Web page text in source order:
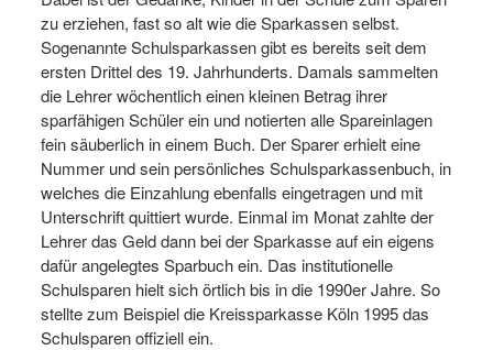
zu erziehen, fast so alt wie die Sparkassen selbst.
Sogenannte Schulsparkassen gibt es bereits seit dem
ersten Drittel des 19. Jahrhunderts. Damals sammelten
die Lehrer wöchentlich einen kleinen Betrag ihrer
sparfähigen Schüler ein und notierten alle Spareinlagen
fein säuberlich in einem Buch. Der Sparer erhielt eine
Nummer und sein persönliches Schulsparkassenbuch, in
welches die Einzahlung ebenfalls eingetragen und mit
Unterschrift quittiert wurde. Einmal im Monat zahlte der
Lehrer das Geld dann bei der Sparkasse auf ein eigens
dafür angelegtes Sparbuch ein. Das institutionelle
Schulsparen hielt sich örtlich bis in die 1990er Jahre. So
stellte zum Beispiel die Kreissparkasse Köln 1995 das
Schulsparen offiziell ein.